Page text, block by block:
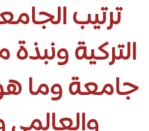
ترتيب
التركية
جامعة وما هو